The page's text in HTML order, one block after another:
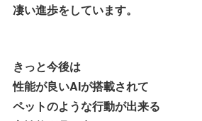
凄い進歩をしています。
きっと今後は
性能が良いAIが搭載されて
ペットのような行動が出来る